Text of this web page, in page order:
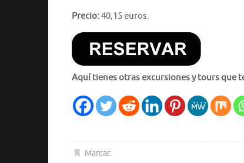
Precio:40,15 euros.
Aquí tienes otras excursiones y tours que
Marcar.